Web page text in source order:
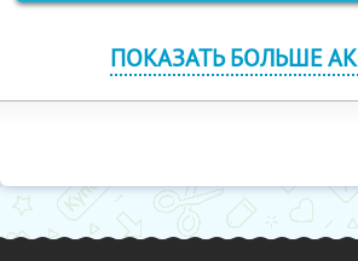
ПОКАЗАТЬ БОЛЬШЕ